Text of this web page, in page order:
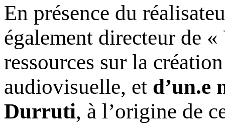
En présence du
également directeur de
ressources sur la
audiovisuelle, et d’un.e
Durruti, à l’origine de